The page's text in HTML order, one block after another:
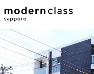
地図から探す